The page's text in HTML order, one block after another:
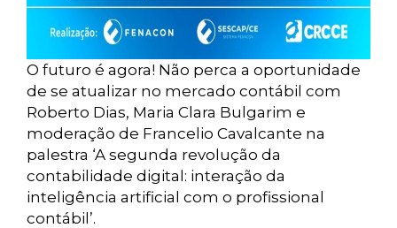
O futuro é agora! Não perca a oportunidade
de se atualizar no mercado contábil com
Roberto Dias, Maria Clara Bulgarim e
moderação de Francelio Cavalcante na
palestra ‘A segunda revolução da
contabilidade digital: interação da
inteligência artificial com o profissional
contábil’.